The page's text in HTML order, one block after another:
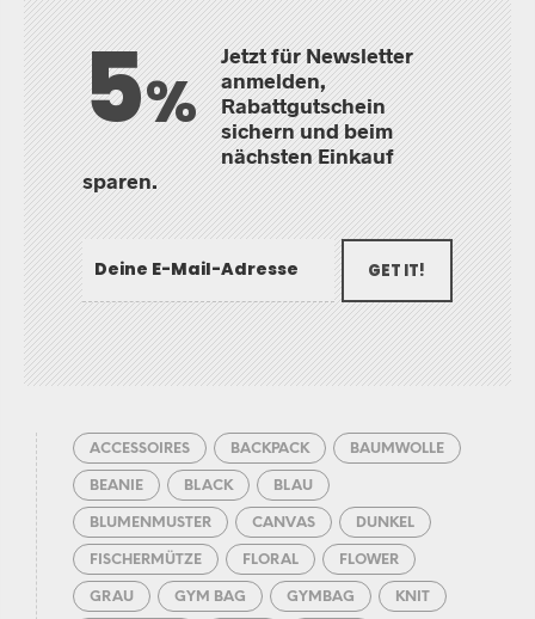
5%
Jetzt für Newsletter
anmelden,
Rabattgutschein
sichern und beim
nächsten Einkauf
sparen.
GET IT!
ACCESSOIRES BACKPACK BAUMWOLLE
BEANIE BLACK BLAU
BLUMENMUSTER CANVAS DUNKEL
FISCHERMÜTZE FLORAL FLOWER
GRAU GYM BAG GYMBAG KNIT